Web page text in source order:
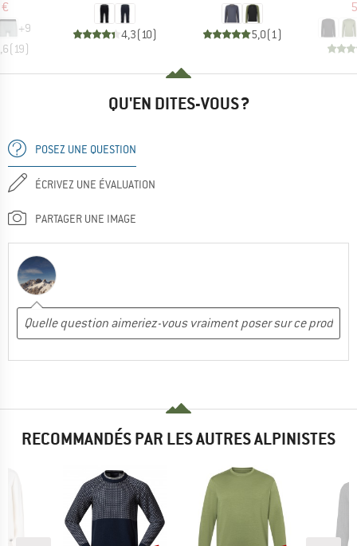
+9
(19)
4,3(10) 5,0(1 )
QU'EN DITES-VOUS ?
POSEZ UNE QUESTION
ÉCRIVEZ UNE ÉVALUATION
PARTAGER UNE IMAGE
RECOMMANDÉS PAR LES AUTRES ALPINISTES